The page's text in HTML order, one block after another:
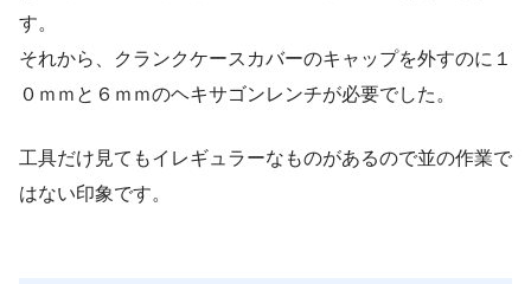
す。
それから、クランクケースカバーのキャップを外すのに１
０ｍｍと６ｍｍのヘキサゴンレンチが必要でした。
工具だけ見てもイレギュラーなものがあるので並の作業で
はない印象です。